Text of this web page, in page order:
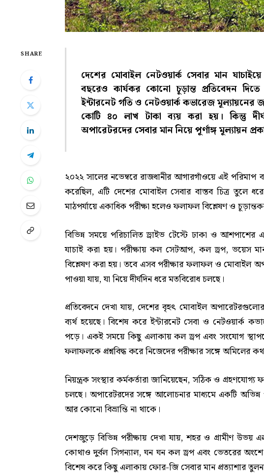
SHARE
দেশের মোবাইল নেটওয়ার্ক সেবার মান
বছরেও কার্যকর কোনো চূড়ান্ত প্রতিবেদন
ইন্টারনেট গতি ও নেটওয়ার্ক কভারেজ মূল্যায়নের
কোটি ৪০ লাখ টাকা ব্যয় করা হয়। কিন্তু
অপারেটরদের সেবার মান নিয়ে পূর্ণাঙ্গ মূল্যায়ন
২০২২ সালের নভেম্বরে রাজধানীর আগারগাঁওয়ে এই পরিমাপ
করেছিল, এটি দেশের মোবাইল সেবার বাস্তব চিত্র তুলে
মাঠপর্যায়ে একাধিক পরীক্ষা হলেও ফলাফল বিশ্লেষণ ও
বিভিন্ন সময়ে পরিচালিত ড্রাইভ টেস্টে ঢাকা ও
যাচাই করা হয়। পরীক্ষায় কল সেটআপ, কল ড্রপ, ভয়েস
বিশ্লেষণ করা হয়। তবে এসব পরীক্ষার ফলাফল ও মোবাইল
পাওয়া যায়, যা নিয়ে দীর্ঘদিন ধরে মতবিরোধ চলছে।
প্রতিবেদনে দেখা যায়, দেশের বৃহৎ মোবাইল
ব্যর্থ হয়েছে। বিশেষ করে ইন্টারনেট সেবা ও নেটওয়ার্ক
পড়ে। একই সময়ে কিছু এলাকায় কল ড্রপ এবং সংযোগ
ফলাফলকে প্রশ্নবিদ্ধ করে নিজেদের পরীক্ষার সঙ্গে অমিলের
নিয়ন্ত্রক সংস্থার কর্মকর্তারা জানিয়েছেন, সঠিক ও
চলছে। অপারেটরদের সঙ্গে আলোচনার মাধ্যমে একটি অভিন্ন
আর কোনো বিভ্রান্তি না থাকে।
দেশজুড়ে বিভিন্ন পরীক্ষায় দেখা যায়, শহর ও গ্রামীণ উভয়
কোথাও দুর্বল সিগন্যাল, ঘন ঘন কল ড্রপ এবং ভেতরের
বিশেষ করে কিছু এলাকায় ফোর-জি সেবার মান প্রত্যাশার